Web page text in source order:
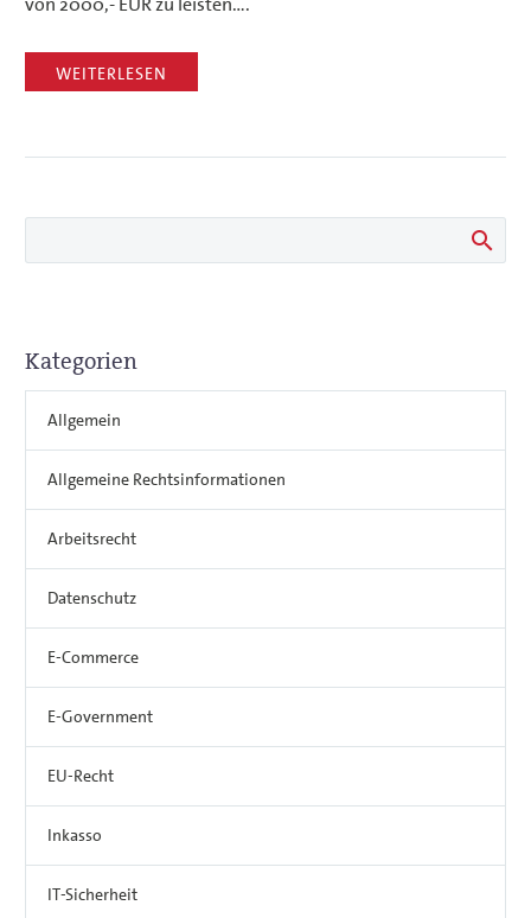
WEITERLESEN
Kategorien
Allgemein
Allgemeine Rechtsinformationen
Arbeitsrecht
Datenschutz
E-Commerce
E-Government
EU-Recht
Inkasso
IT-Sicherheit